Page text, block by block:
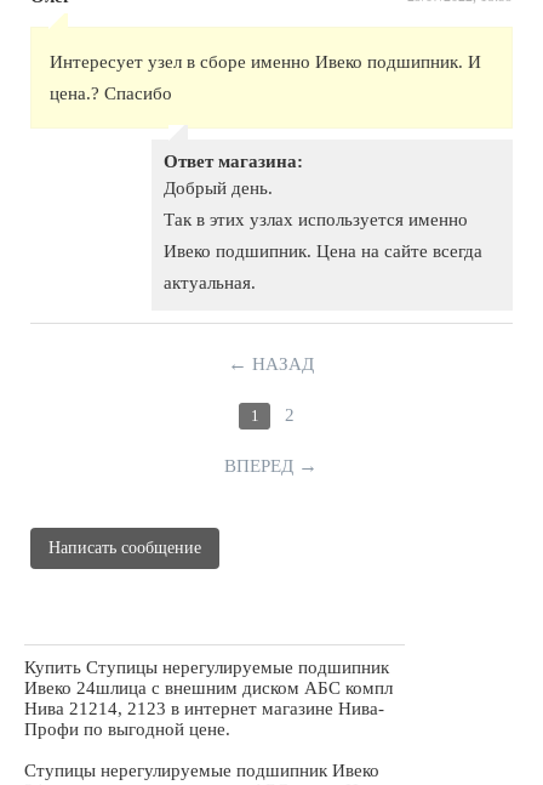
Интересует узел в сборе именно Ивеко подшипник. И
цена.? Спасибо
Ответ магазина:
Добрый день.
Так в этих узлах используется именно
Ивеко подшипник. Цена на сайте всегда
актуальная.
← НАЗАД
1 2
ВПЕРЕД →
Написать сообщение
Купить Ступицы нерегулируемые подшипник
Ивеко 24шлица с внешним диском АБС компл
Нива 21214, 2123 в интернет магазине Нива-
Профи по выгодной цене.
Ступицы нерегулируемые подшипник Ивеко